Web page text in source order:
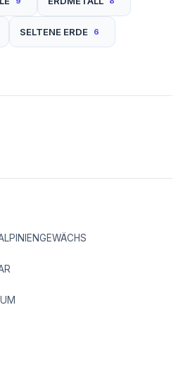
SELTENE ERDE 6